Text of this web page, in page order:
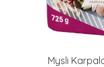
Mysli